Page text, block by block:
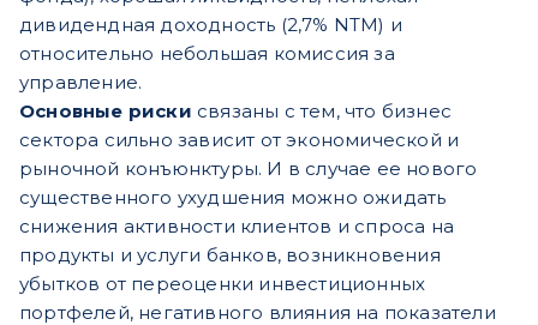
дивидендная доходность (2,7% NTM) и
относительно небольшая комиссия за
управление.
Основные риски связаны с тем, что бизнес
сектора сильно зависит от экономической и
рыночной конъюнктуры. И в случае ее нового
существенного ухудшения можно ожидать
снижения активности клиентов и спроса на
продукты и услуги банков, возникновения
убытков от переоценки инвестиционных
портфелей, негативного влияния на показатели